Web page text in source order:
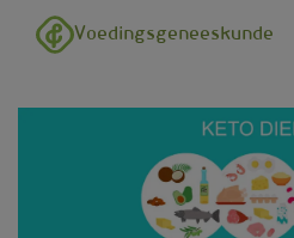
Overslaan en naar de inhoud gaan
Voedingsgeneeskunde